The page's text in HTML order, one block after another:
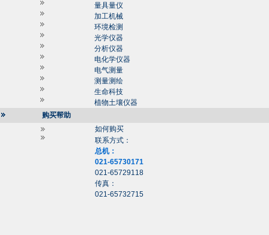
量具量仪
加工机械
环境检测
光学仪器
分析仪器
电化学仪器
电气测量
测量测绘
生命科技
植物土壤仪器
购买帮助
如何购买
联系方式：
总机：
021-65730171
021-65729118
传真：
021-65732715